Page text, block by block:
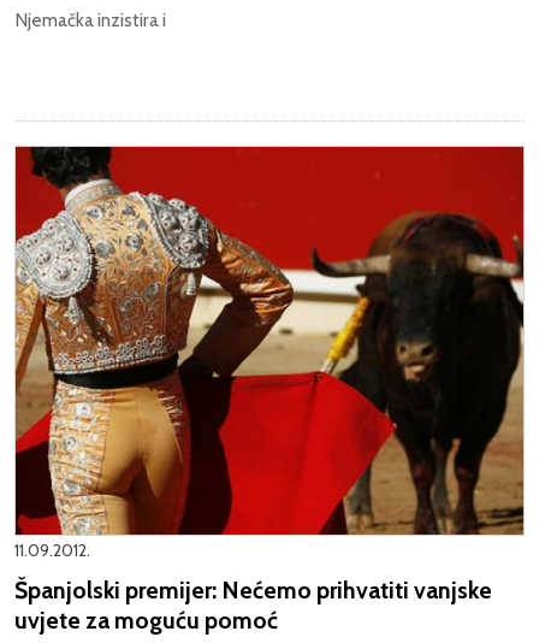
Njemačka inzistira i
11.09.2012.
Španjolski premijer: Nećemo prihvatiti vanjske
uvjete za moguću pomoć